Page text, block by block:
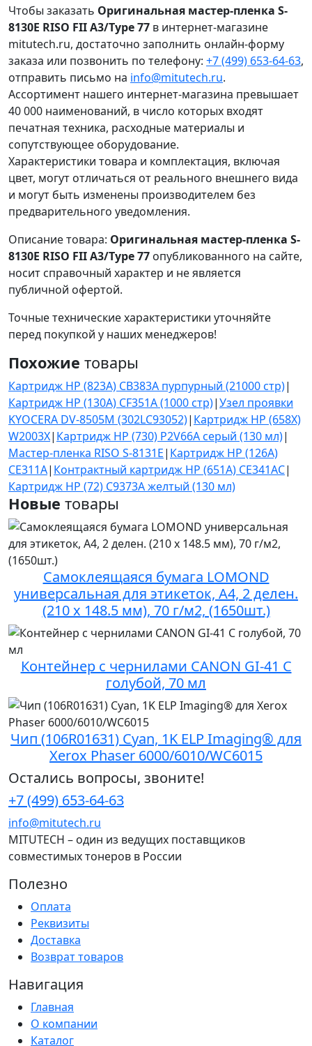
Чтобы заказать Оригинальная мастер-пленка S-
8130E RISO FII A3/Type 77 в интернет-магазине
mitutech.ru, достаточно заполнить онлайн-форму
заказа или позвонить по телефону: +7 (499) 653-64-63,
отправить письмо на info@mitutech.ru.
Ассортимент нашего интернет-магазина превышает
40 000 наименований, в число которых входят
печатная техника, расходные материалы и
сопутствующее оборудование.
Характеристики товара и комплектация, включая
цвет, могут отличаться от реального внешнего вида
и могут быть изменены производителем без
предварительного уведомления.
Описание товара: Оригинальная мастер-пленка S-
8130E RISO FII A3/Type 77 опубликованного на сайте,
носит справочный характер и не является
публичной офертой.
Точные технические характеристики уточняйте
перед покупкой у наших менеджеров!
Похожие товары
Картридж HP (823A) CB383A пурпурный (21000 стр)|
Картридж HP (130A) CF351A (1000 стр)|Узел проявки
KYOCERA DV-8505M (302LC93052)| Картридж HP (658X)
W2003X| Картридж HP (730) P2V66A серый (130 мл)|
Мастер-пленка RISO S-8131E| Картридж HP (126A)
CE311A| Контрактный картридж HP (651A) CE341AC|
Картридж HP (72) C9373A желтый (130 мл)
Новые товары
Самоклеящаяся бумага LOMOND
универсальная для этикеток, A4, 2 делен.
(210 x 148.5 мм), 70 г/м2, (1650шт.)
Контейнер с чернилами CANON GI-41 C
голубой, 70 мл
Чип (106R01631) Cyan, 1K ELP Imaging® для
Xerox Phaser 6000/6010/WC6015
Остались вопросы, звоните!
+7 (499) 653-64-63
info@mitutech.ru
MITUTECH – один из ведущих поставщиков
совместимых тонеров в России
Полезно
Оплата
Реквизиты
Доставка
Возврат товаров
Навигация
Главная
О компании
Каталог